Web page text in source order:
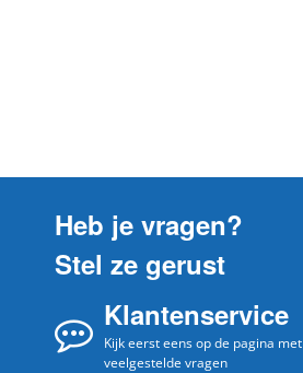
Heb je vragen?
Stel ze gerust
Klantenservice
Kijk eerst eens op de pagina met
veelgestelde vragen